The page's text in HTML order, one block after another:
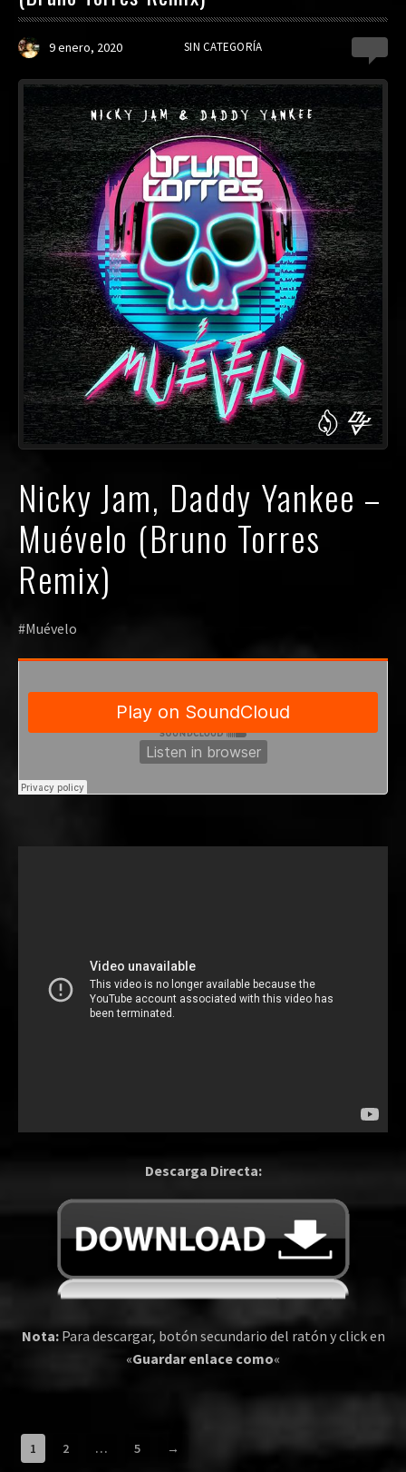
9 enero, 2020 SIN CATEGORÍA
Nicky Jam, Daddy Yankee –
Muévelo (Bruno Torres
Remix)
#Muévelo
Descarga Directa:
Nota:Para descargar, botón secundario del ratón y click en
«Guardar enlace como«
1 2 … 5 →